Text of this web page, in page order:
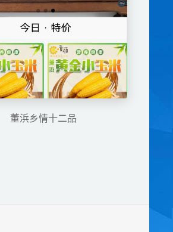
董浜乡情十二品